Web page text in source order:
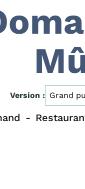
Version :